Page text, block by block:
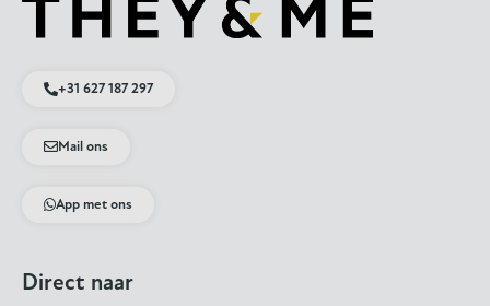
+31 627 187 297
Mail ons
App met ons
Direct naar